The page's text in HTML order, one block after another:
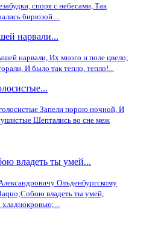
споря с небесами, Так
бирюзой....
нарвали...
нарвали, Их много н поле цвело;
И было так тепло, тепло!...
Запели порою ночной, И
Шептались во сне меж
владеть ты умей...
Олъденбургскому
владеть ты умей,
хладнокровью;...